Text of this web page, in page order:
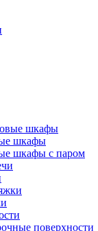
шкафы
шкафы
шкафы с паром
поверхности